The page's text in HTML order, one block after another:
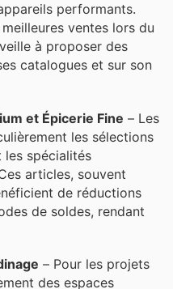
performants.
ventes lors du
à proposer des
catalogues et sur son
et Épicerie Fine – Les
les sélections
spécialités
articles, souvent
de réductions
de soldes, rendant
– Pour les projets
des espaces